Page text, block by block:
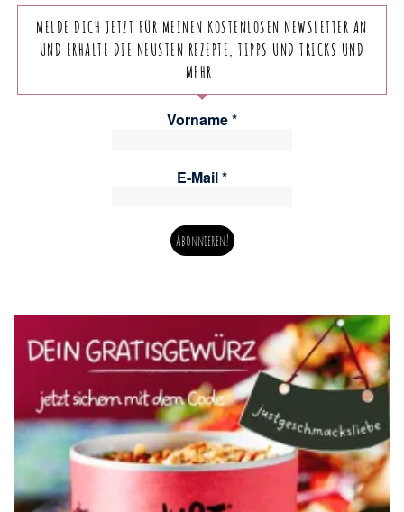
MELDE DICH JETZT FÜR MEINEN KOSTENLOSEN NEWSLETTER AN
UND ERHALTE DIE NEUSTEN REZEPTE, TIPPS UND TRICKS UND
MEHR.
Vorname*
E-Mail*